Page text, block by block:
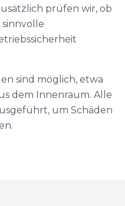
prüfen wir, ob
sinnvolle
sind möglich, etwa
dem Innenraum. Alle
um Schäden